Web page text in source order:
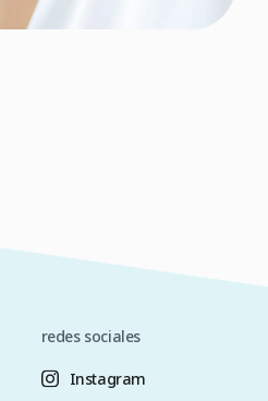
redes sociales
Instagram